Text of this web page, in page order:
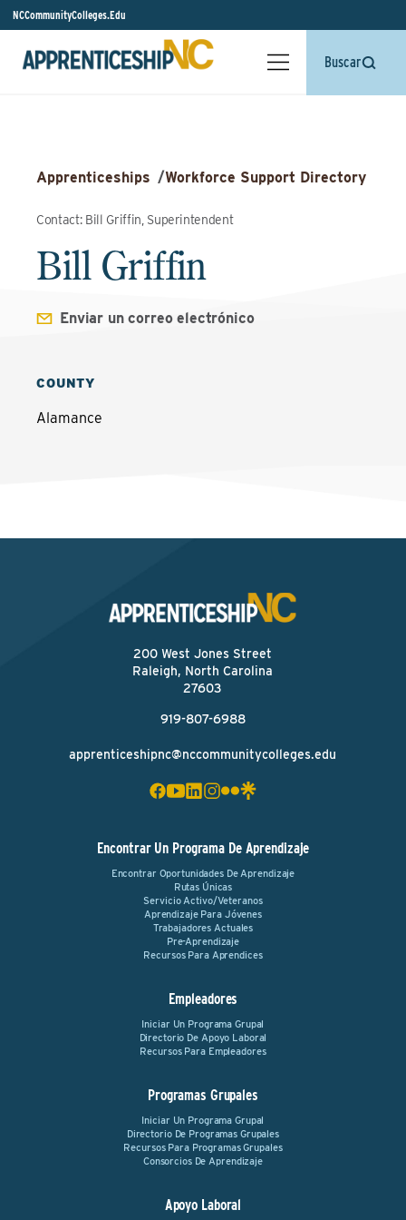
NCCommunityColleges.Edu
Buscar
Apprenticeships /Workforce Support Directory
Contact: Bill Griffin, Superintendent
Bill Griffin
Enviar un correo electrónico
COUNTY
Alamance
200 West Jones Street
Raleigh, North Carolina
27603
919-807-6988
apprenticeshipnc@nccommunitycolleges.edu
Encontrar Un Programa De Aprendizaje
Encontrar Oportunidades De Aprendizaje
Rutas Únicas
Servicio Activo/Veteranos
Aprendizaje Para Jóvenes
Trabajadores Actuales
Pre-Aprendizaje
Recursos Para Aprendices
Empleadores
Iniciar Un Programa Grupal
Directorio De Apoyo Laboral
Recursos Para Empleadores
Programas Grupales
Iniciar Un Programa Grupal
Directorio De Programas Grupales
Recursos Para Programas Grupales
Consorcios De Aprendizaje
Apoyo Laboral